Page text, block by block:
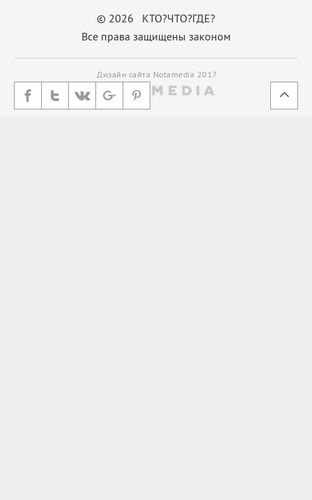
© 2026 КТО?ЧТО?ГДЕ?
Все права защищены законом
Дизайн сайта Notamedia 2017